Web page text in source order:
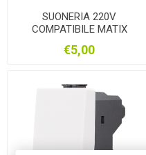
SUONERIA 220V
COMPATIBILE MATIX
€5,00